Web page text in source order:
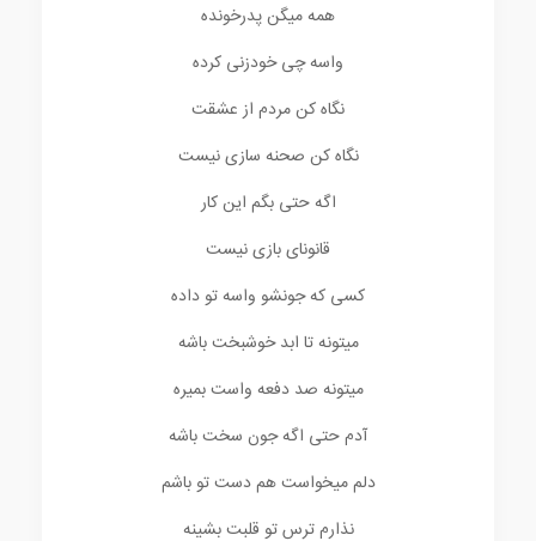
همه میگن پدرخونده
واسه چی خودزنی کرده
نگاه کن مردم از عشقت
نگاه کن صحنه سازی نیست
اگه حتی بگم این کار
قانونای بازی نیست
کسی که جونشو واسه تو داده
میتونه تا ابد خوشبخت باشه
میتونه صد دفعه واست بمیره
آدم حتی اگه جون سخت باشه
دلم میخواست هم دست تو باشم
نذارم ترس تو قلبت بشینه